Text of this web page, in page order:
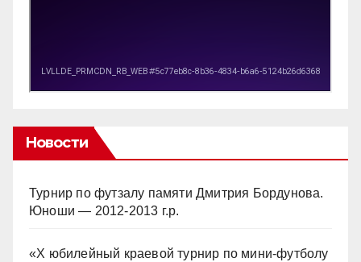
Новости
Турнир по футзалу памяти Дмитрия Бордунова.
Юноши — 2012-2013 г.р.
«Х юбилейный краевой турнир по мини-футболу